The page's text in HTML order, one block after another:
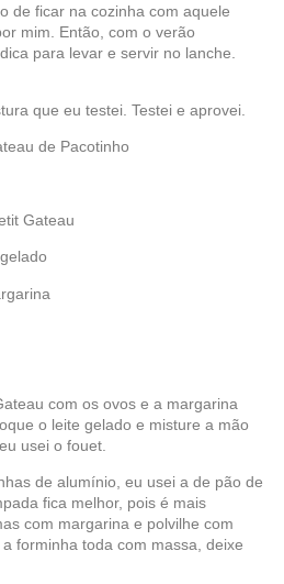
de ficar na cozinha com aquele
mim. Então, com o verão
para levar e servir no lanche.
que eu testei. Testei e aprovei.
de Pacotinho
Gateau
com os ovos e a margarina
o leite gelado e misture a mão
usei o fouet.
de alumínio, eu usei a de pão de
fica melhor, pois é mais
com margarina e polvilhe com
forminha toda com massa, deixe